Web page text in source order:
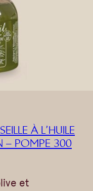
À L’HUILE
– POMPE 300
et